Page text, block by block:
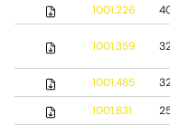
1001.226
1001.359
1001.485
1001.831